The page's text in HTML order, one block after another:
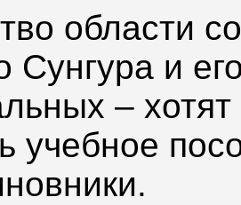
области
Сунгура и
–
учебное